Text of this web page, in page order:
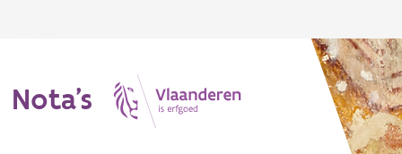
Nota's